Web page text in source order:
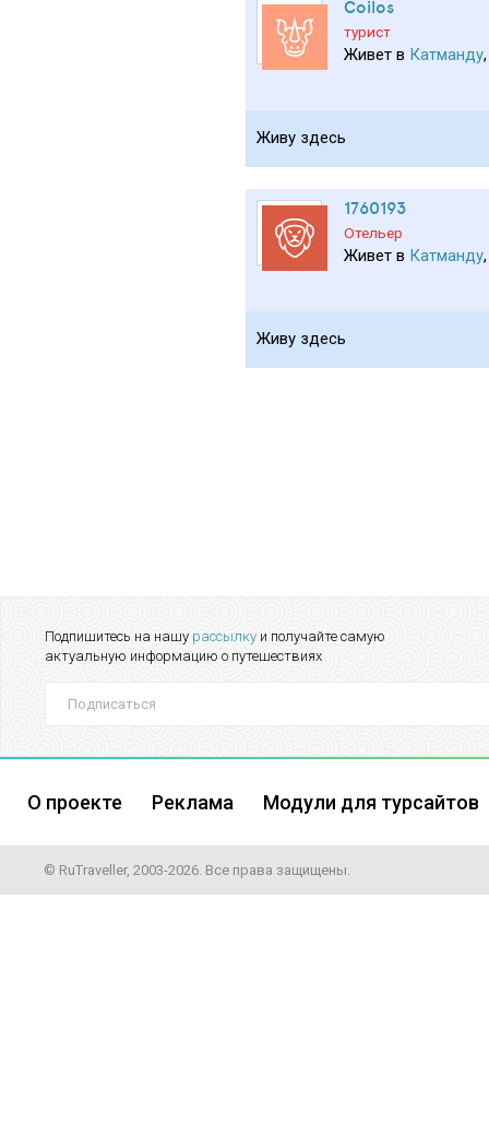
Coilos
турист
Живет в Катманду
Живу здесь
1760193
Отельер
Живет в Катманду
Живу здесь
Подпишитесь на нашу рассылку и получайте самую
актуальную информацию о путешествиях
О проекте Реклама Модули для турсайтов
© RuTraveller, 2003-2026. Все права защищены.